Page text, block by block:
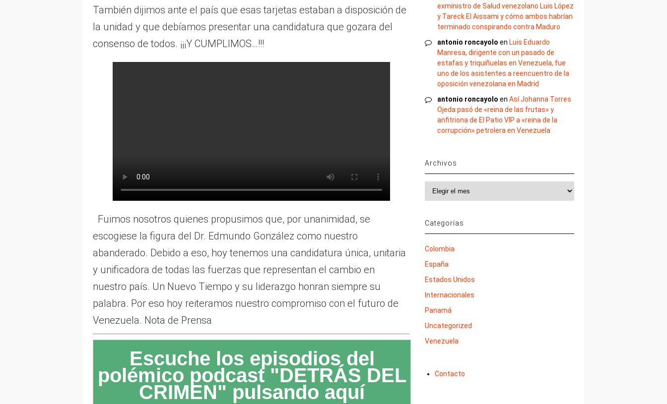
También dijimos ante el país que esas tarjetas estaban a disposición de
la unidad y que debíamos presentar una candidatura que gozara del
consenso de todos. ¡¡¡Y CUMPLIMOS…!!!
Fuimos nosotros quienes propusimos que, por unanimidad, se
escogiese la figura del Dr. Edmundo González como nuestro
abanderado. Debido a eso, hoy tenemos una candidatura única, unitaria
y unificadora de todas las fuerzas que representan el cambio en
nuestro país. Un Nuevo Tiempo y su liderazgo honran siempre su
palabra. Por eso hoy reiteramos nuestro compromiso con el futuro de
Venezuela. Nota de Prensa
Escuche los episodios del
polémico podcast "DETRÁS DEL
CRIMEN" pulsando aquí
exministro de Salud venezolano Luis López
y Tareck El Aissami y cómo ambos habrían
terminado conspirando contra Maduro
antonio roncayolo en Luis Eduardo
Manresa, dirigente con un pasado de
estafas y triquiñuelas en Venezuela, fue
uno de los asistentes a reencuentro de la
oposición venezolana en Madrid
antonio roncayolo enAsí Johanna Torres
Ojeda pasó de «reina de las frutas» y
anfitriona de El Patio VIP a «reina de la
corrupción» petrolera en Venezuela
Archivos
Categorías
Colombia
España
Estados Unidos
Internacionales
Panamá
Uncategorized
Venezuela
Contacto